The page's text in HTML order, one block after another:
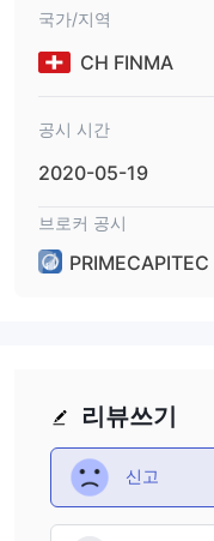
국가/지역
CH FINMA
공시 시간
2020-05-19
브로커 공시
PRIMECAPITEC
리뷰쓰기
신고